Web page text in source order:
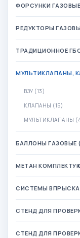
ФОРСУНКИ
РЕДУКТОРЫ
ТРАДИЦИОННОЕ
МУЛЬТИКЛАПАНЫ,
ВЗУ (13)
КЛАПАНЫ (15)
МУЛЬТИКЛАПАНЫ
БАЛЛОНЫ ГАЗОВЫЕ
МЕТАН
СИСТЕМЫ ВПРЫСКА
СТЕНД ДЛЯ
СТЕНД ДЛЯ